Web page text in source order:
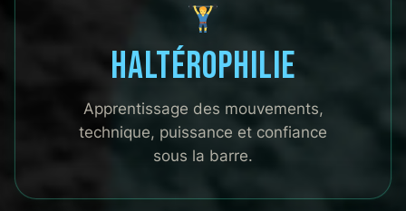
Haltérophilie
Apprentissage des mouvements,
technique, puissance et confiance
sous la barre.